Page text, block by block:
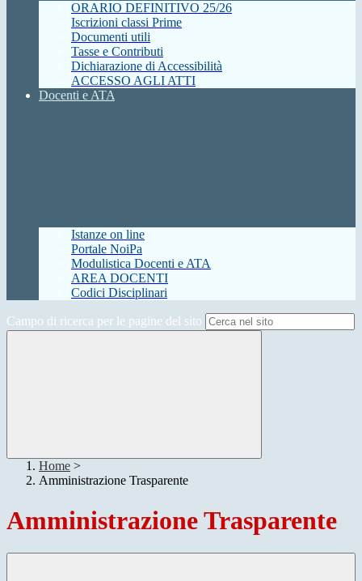
ORARIO DEFINITIVO 25/26
Iscrizioni classi Prime
Documenti utili
Tasse e Contributi
Dichiarazione di Accessibilità
ACCESSO AGLI ATTI
Docenti e ATA
Istanze on line
Portale NoiPa
Modulistica Docenti e ATA
AREA DOCENTI
Codici Disciplinari
Campo di ricerca per le pagine del sito
Home >
Amministrazione Trasparente
Amministrazione Trasparente